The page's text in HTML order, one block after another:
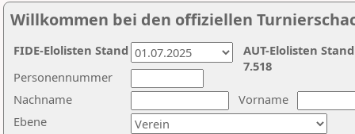
Willkommen bei den offiziellen
Nachname
Vorname
Ebene
Personennummer
AUT-Elolisten
7.518
FIDE-Elolisten Stand